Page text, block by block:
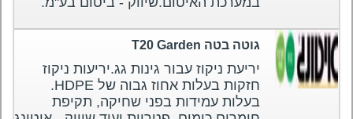
גוטה בטה T20 Garden
יריעת ניקוז עבור גינות גג.יריעות ניקוז
חזקות בעלות אחוז גבוה של HDPE.
בעלות עמידות בפני שחיקה, תקיפת